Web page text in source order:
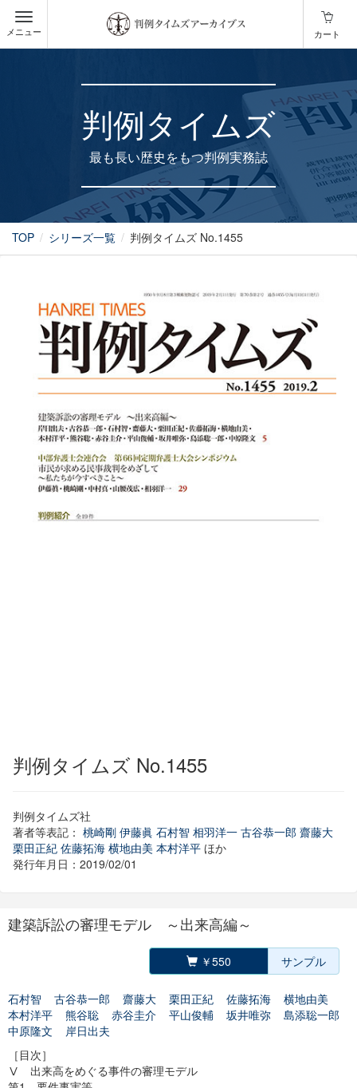
メニュー カート
判例タイムズ
最も長い歴史をもつ判例実務誌
TOP シリーズ一覧 判例タイムズ No.1455
判例タイムズ No.1455
判例タイムズ社
著者等表記： 桃崎剛 伊藤眞 石村智 相羽洋一 古谷恭一郎 齋藤大
栗田正紀 佐藤拓海 横地由美 本村洋平 ほか
発行年月日：2019/02/01
建築訴訟の審理モデル ～出来高編～
￥550 サンプル
石村智 古谷恭一郎 齋藤大 栗田正紀 佐藤拓海
横地由美
本村洋平
熊谷聡 赤谷圭介 平山俊輔 坂井唯弥
島添聡一郎
中原隆文
岸日出夫
［目次］
Ⅴ 出来高をめぐる事件の審理モデル